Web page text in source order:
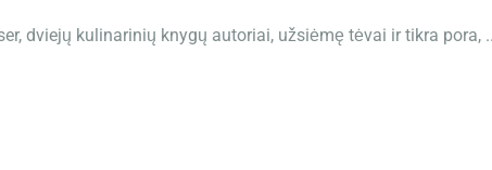
dviejų kulinarinių knygų autoriai, užsiėmę tėvai ir tikra pora,